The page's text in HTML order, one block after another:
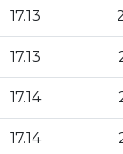
17.13
17.13
17.14
17.14